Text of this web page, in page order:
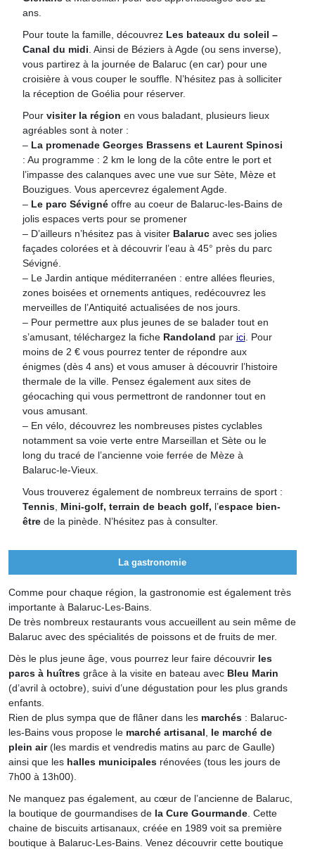
ans.
Pour toute la famille, découvrez Les bateaux du soleil –
Canal du midi . Ainsi de Béziers à Agde (ou sens inverse),
vous partirez à la journée de Balaruc (en car) pour une
croisière à vous couper le souffle. N’hésitez pas à solliciter
la réception de Goélia pour réserver.
Pour visiter la région en vous baladant, plusieurs lieux
agréables sont à noter :
– La promenade Georges Brassens et Laurent Spinosi
: Au programme : 2 km le long de la côte entre le port et
l’impasse des calanques avec une vue sur Sète, Mèze et
Bouzigues. Vous apercevrez également Agde.
– Le parc Sévignéoffre au coeur de Balaruc-les-Bains de
jolis espaces verts pour se promener
– D’ailleurs n’hésitez pas à visiter Balaruc avec ses jolies
façades colorées et à découvrir l’eau à 45° près du parc
Sévigné.
– Le Jardin antique méditerranéen : entre allées fleuries,
zones boisées et ornements antiques, redécouvrez les
merveilles de l’Antiquité actualisées de nos jours.
– Pour permettre aux plus jeunes de se balader tout en
s’amusant, téléchargez la fiche Randoland par ici. Pour
moins de 2 € vous pourrez tenter de répondre aux
énigmes (dès 4 ans) et vous amuser à découvrir l’histoire
thermale de la ville. Pensez également aux sites de
géocaching qui vous permettront de randonner tout en
vous amusant.
– En vélo, découvrez les nombreuses pistes cyclables
notamment sa voie verte entre Marseillan et Sète ou le
long du tracé de l’ancienne voie ferrée de Mèze à
Balaruc-le-Vieux.
Vous trouverez également de nombreux terrains de sport :
Tennis, Mini-golf, terrain de beach golf, l’espace bien-
êtrede la pinède. N’hésitez pas à consulter.
La gastronomie
Comme pour chaque région, la gastronomie est également très
importante à Balaruc-Les-Bains.
De très nombreux restaurants vous accueillent au sein même de
Balaruc avec des spécialités de poissons et de fruits de mer.
Dès le plus jeune âge, vous pourrez leur faire découvrir les
parcs à huîtresgrâce à la visite en bateau avecBleu Marin
(d’avril à octobre), suivi d’une dégustation pour les plus grands
enfants.
Rien de plus sympa que de flâner dans les marchés : Balaruc-
les-Bains vous propose le marché artisanal
le marché de
plein air(les mardis et vendredis matins au parc de Gaulle)
ainsi que leshalles municipales rénovées (tous les jours de
7h00 à 13h00).
Ne manquez pas également, au cœur de l’ancienne de Balaruc,
la boutique de gourmandises de la Cure Gourmande. Cette
chaine de biscuits artisanaux, créée en 1989 voit sa première
boutique à Balaruc-Les-Bains. Venez découvrir cette boutique